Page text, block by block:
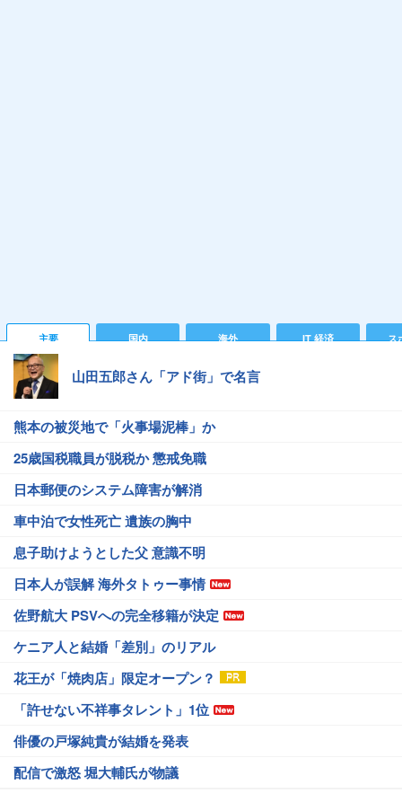
主要 国内 海外 IT 経済 ス
山田五郎さん「アド街」で名言
熊本の被災地で「火事場泥棒」か
25歳国税職員が脱税か 懲戒免職
日本郵便のシステム障害が解消
車中泊で女性死亡 遺族の胸中
息子助けようとした父 意識不明
日本人が誤解 海外タトゥー事情
佐野航大 PSVへの完全移籍が決定
ケニア人と結婚「差別」のリアル
花王が「焼肉店」限定オープン？
「許せない不祥事タレント」1位
俳優の戸塚純貴が結婚を発表
配信で激怒 堀大輔氏が物議